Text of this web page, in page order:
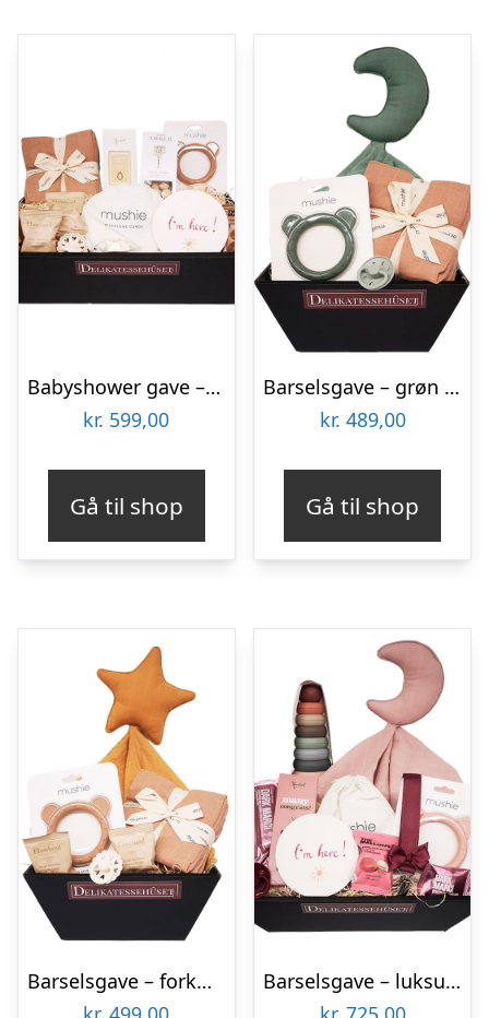
Babyshower gave – gavekurv med forkælelse til hele familien
kr. 599,00
Gå til shop
Barselsgave – grøn forkælelse til den lille dreng
kr. 489,00
Gå til shop
Barselsgave – forkælelse til den lille dreng eller pige
Barselsgave – luksus til den nyfødte pige